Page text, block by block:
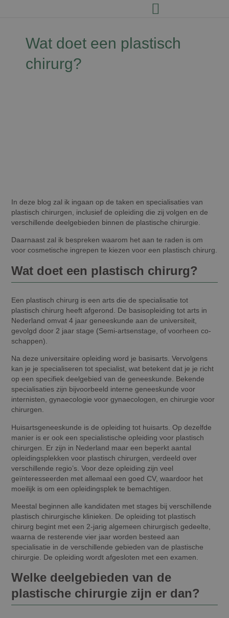
Wat doet een plastisch
chirurg?
In deze blog zal ik ingaan op de taken en specialisaties van
plastisch chirurgen, inclusief de opleiding die zij volgen en de
verschillende deelgebieden binnen de plastische chirurgie.
Daarnaast zal ik bespreken waarom het aan te raden is om
voor cosmetische ingrepen te kiezen voor een plastisch chirurg.
Wat doet een plastisch chirurg?
Een plastisch chirurg is een arts die de specialisatie tot
plastisch chirurg heeft afgerond. De basisopleiding tot arts in
Nederland omvat 4 jaar geneeskunde aan de universiteit,
gevolgd door 2 jaar stage (Semi-artsenstage, of voorheen co-
schappen).
Na deze universitaire opleiding word je basisarts. Vervolgens
kan je je specialiseren tot specialist, wat betekent dat je je richt
op een specifiek deelgebied van de geneeskunde. Bekende
specialisaties zijn bijvoorbeeld interne geneeskunde voor
internisten, gynaecologie voor gynaecologen, en chirurgie voor
chirurgen.
Huisartsgeneeskunde is de opleiding tot huisarts. Op dezelfde
manier is er ook een specialistische opleiding voor plastisch
chirurgen. Er zijn in Nederland maar een beperkt aantal
opleidingsplekken voor plastisch chirurgen, verdeeld over
verschillende regio’s. Voor deze opleiding zijn veel
geïnteresseerden met allemaal een goed CV, waardoor het
moeilijk is om een opleidingsplek te bemachtigen.
Meestal beginnen alle kandidaten met stages bij verschillende
plastisch chirurgische klinieken. De opleiding tot plastisch
chirurg begint met een 2-jarig algemeen chirurgisch gedeelte,
waarna de resterende vier jaar worden besteed aan
specialisatie in de verschillende gebieden van de plastische
chirurgie. De opleiding wordt afgesloten met een examen.
Welke deelgebieden van de
plastische chirurgie zijn er dan?